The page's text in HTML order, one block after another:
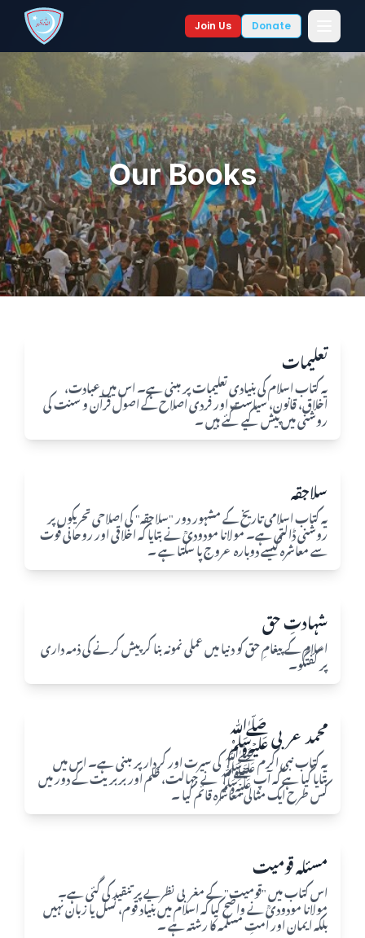
Join Us Donate
Our Books
تعلیمات
یہ کتاب اسلام کی بنیادی تعلیمات پر مبنی ہے۔ اس میں عبادت،
اخلاق، قانون، سیاست اور فردی اصلاح کے اصول قرآن و سنت کی
روشنی میں پیش کیے گئے ہیں ۔
سلاجقہ
یہ کتاب اسلامی تاریخ کے مشہور دور "سلاجقہ" کی اصلاحی تحریکوں پر
روشنی ڈالتی ہے۔ مولانا مودودیؒ نے بتایا کہ اخلاقی اور روحانی قوت
سے معاشرہ کیسے دوبارہ عروج پا سکتا ہے ۔​
شہادتِ حق
اسلام کے پیغامِ حق کو دنیا میں عملی نمونہ بنا کر پیش کرنے کی ذمہ داری
پر گفتگو۔
محمد عربی ﷺ
یہ کتاب نبی اکرم ﷺ کی سیرت اور کردار پر مبنی ہے۔ اس میں
بتایا گیا ہے کہ آپ ﷺ نے جہالت، ظلم اور بربریت کے دور میں
کس طرح ایک مثالی معاشرہ قائم کیا ۔
مسئلہ قومیت
اس کتاب میں "قومیت" کے مغربی نظریے پر تنقید کی گئی ہے۔
مولانا مودودیؒ نے واضح کیا کہ اسلام میں بنیاد قوم، نسل یا زبان نہیں
بلکہ ایمان اور امتِ مسلمہ کا رشتہ ہے ۔​